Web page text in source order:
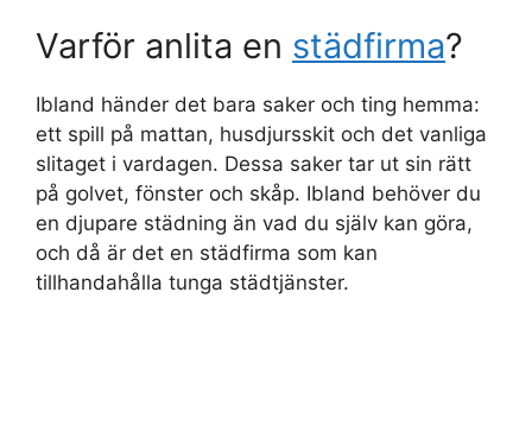
Varför anlita en städfirma?
Ibland händer det bara saker och ting hemma:
ett spill på mattan, husdjursskit och det vanliga
slitaget i vardagen. Dessa saker tar ut sin rätt
på golvet, fönster och skåp. Ibland behöver du
en djupare städning än vad du själv kan göra,
och då är det en städfirma som kan
tillhandahålla tunga städtjänster.